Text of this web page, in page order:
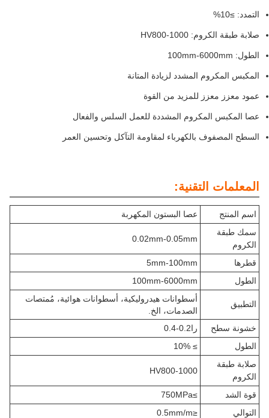
التمدد: ≥10%
صلابة طبقة الكروم: HV800-1000
الطول: 100mm-6000mm
المكبس المكروم المشدد لزيادة المتانة
عمود معزز معزز للمزيد من القوة
عصا المكبس المكروم المشددة للعمل السلس والفعال
السطح المصفوف بالكهرباء لمقاومة التآكل وتحسين العمر
المعلمات التقنية:
اسم المنتج
عصا البستون المكهربة
سمك طبقة
الكروم
0.02mm-0.05mm
قطرها
5mm-100mm
الطول
100mm-6000mm
التطبيق
أسطوانات هيدروليكية، أسطوانات هوائية، مُمتصات
الصدمات، الخ.
خشونة سطح
را0.2-0.4
الطول
≥ 10%
صلابة طبقة
الكروم
HV800-1000
قوة الشد
≥750MPa
التوالي
≤0.5mm/m